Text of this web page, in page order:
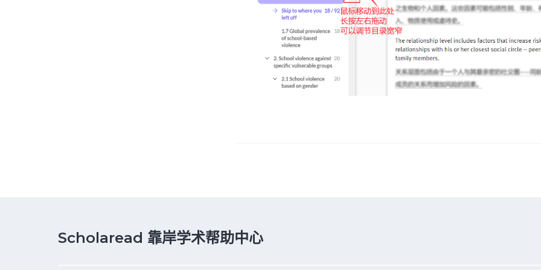
Scholaread 靠岸学术帮助中心